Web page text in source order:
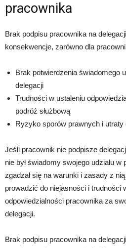
pracownika
Brak podpisu pracownika na
konsekwencje, zarówno dla
Brak potwierdzenia świadomego
delegacji
Trudności w ustaleniu
podróż służbową
Ryzyko sporów prawnych i utraty
Jeśli pracownik nie podpisze
nie był świadomy swojego udziału w
zgadzał się na warunki i zasady z
prowadzić do niejasności i trudności
odpowiedzialności pracownika za
delegacji.
Brak podpisu pracownika na